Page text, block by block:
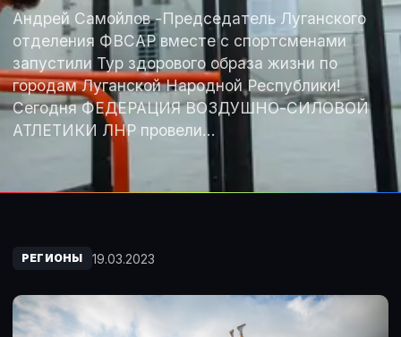
Андрей Самойлов -Председатель Луганского
отделения ФВСАР вместе с спортсменами
запустили Тур здорового образа жизни по
городам Луганской Народной Республики!
Сегодня ФЕДЕРАЦИЯ ВОЗДУШНО-СИЛОВОЙ
АТЛЕТИКИ ЛНР провели…
РЕГИОНЫ 19.03.2023